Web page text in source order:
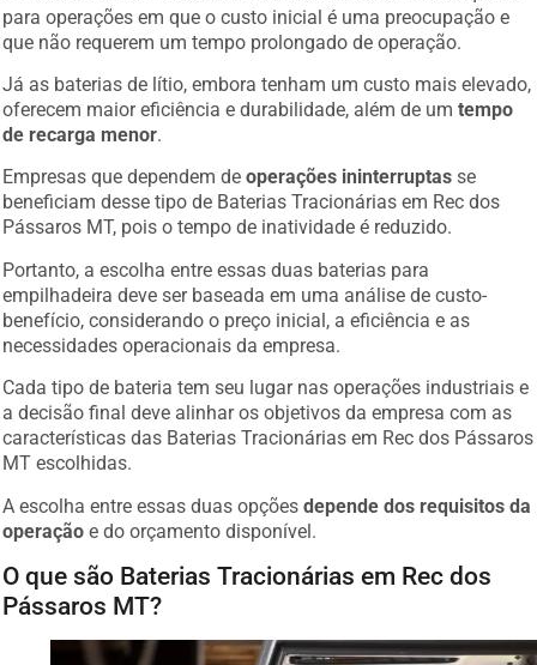
para operações em que o custo inicial é uma preocupação e
que não requerem um tempo prolongado de operação.
Já as baterias de lítio, embora tenham um custo mais elevado,
oferecem maior eficiência e durabilidade, além de umtempo
de recarga menor
Empresas que dependem de operações ininterruptas se
beneficiam desse tipo de Baterias Tracionárias em Rec dos
Pássaros MT, pois o tempo de inatividade é reduzido.
Portanto, a escolha entre essas duas baterias para
empilhadeira deve ser baseada em uma análise de custo-
benefício, considerando o preço inicial, a eficiência e as
necessidades operacionais da empresa.
Cada tipo de bateria tem seu lugar nas operações industriais e
a decisão final deve alinhar os objetivos da empresa com as
características das Baterias Tracionárias em Rec dos Pássaros
MT escolhidas.
A escolha entre essas duas opções
depende dos requisitos da
operação
e do orçamento disponível.
O que são Baterias Tracionárias em Rec dos
Pássaros MT?